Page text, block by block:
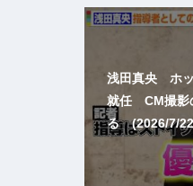
浅田真央 ホッ
就任 CM撮影
る (2026/7/